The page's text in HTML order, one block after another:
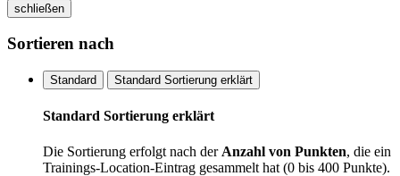
schließen
Sortieren nach
Standard Standard Sortierung erklärt
Standard Sortierung erklärt
Die Sortierung erfolgt nach der Anzahl von Punkten, die ein
Trainings-Location-Eintrag gesammelt hat (0 bis 400 Punkte).